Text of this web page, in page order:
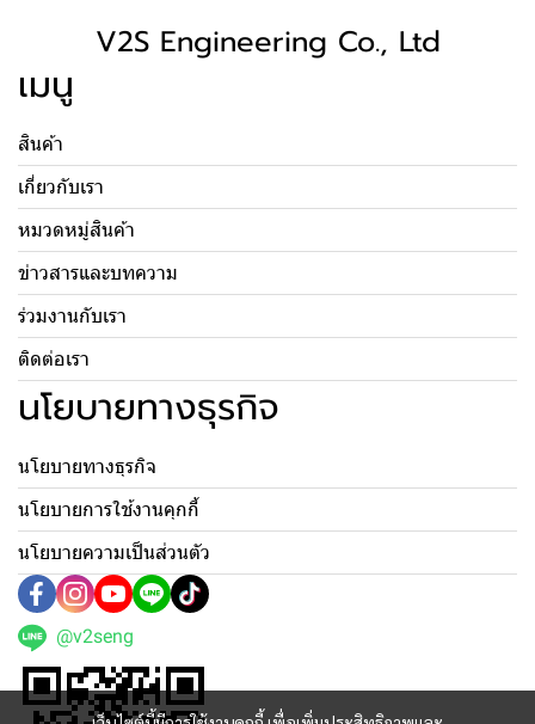
V2S Engineering Co., Ltd
เมนู
สินค้า
เกี่ยวกับเรา
หมวดหมู่สินค้า
ข่าวสารและบทความ
ร่วมงานกับเรา
ติดต่อเรา
นโยบายทางธุรกิจ
นโยบายทางธุรกิจ
นโยบายการใช้งานคุกกี้
นโยบายความเป็นส่วนตัว
@v2seng